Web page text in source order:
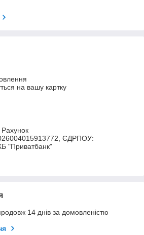
на вашу картку
ЄДРПОУ:
"Приватбанк"
14 днів за домовленістю